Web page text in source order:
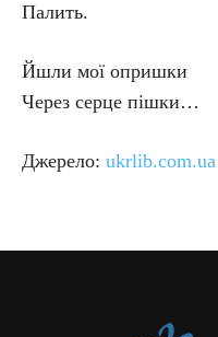
Палить.
Йшли мої опришки
Через серце пішки…
Джерело: ukrlib.com.ua